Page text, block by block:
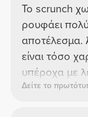
Το scrunch
ρουφάει
αποτέλεσμα.
είναι τόσο
υπέροχα με
Δείτε το